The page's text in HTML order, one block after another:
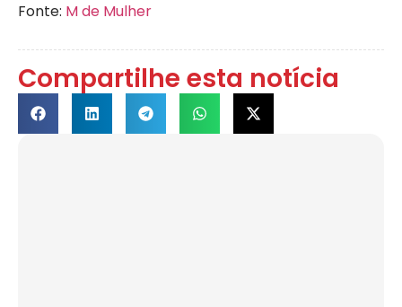
Fonte: M de Mulher
Compartilhe esta notícia